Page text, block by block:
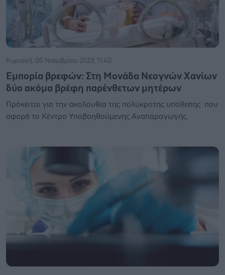
Κυριακή, 05 Νοεμβρίου 2023, 11:40
Εμπορία βρεφών: Στη Μονάδα Νεογνών Χανίων
δύο ακόμα βρέφη παρένθετων μητέρων
Πρόκειται για την ακολουθία της πολύκροτης υπόθεσης που
αφορά το Κέντρο Υποβοηθούμενης Αναπαραγωγής.